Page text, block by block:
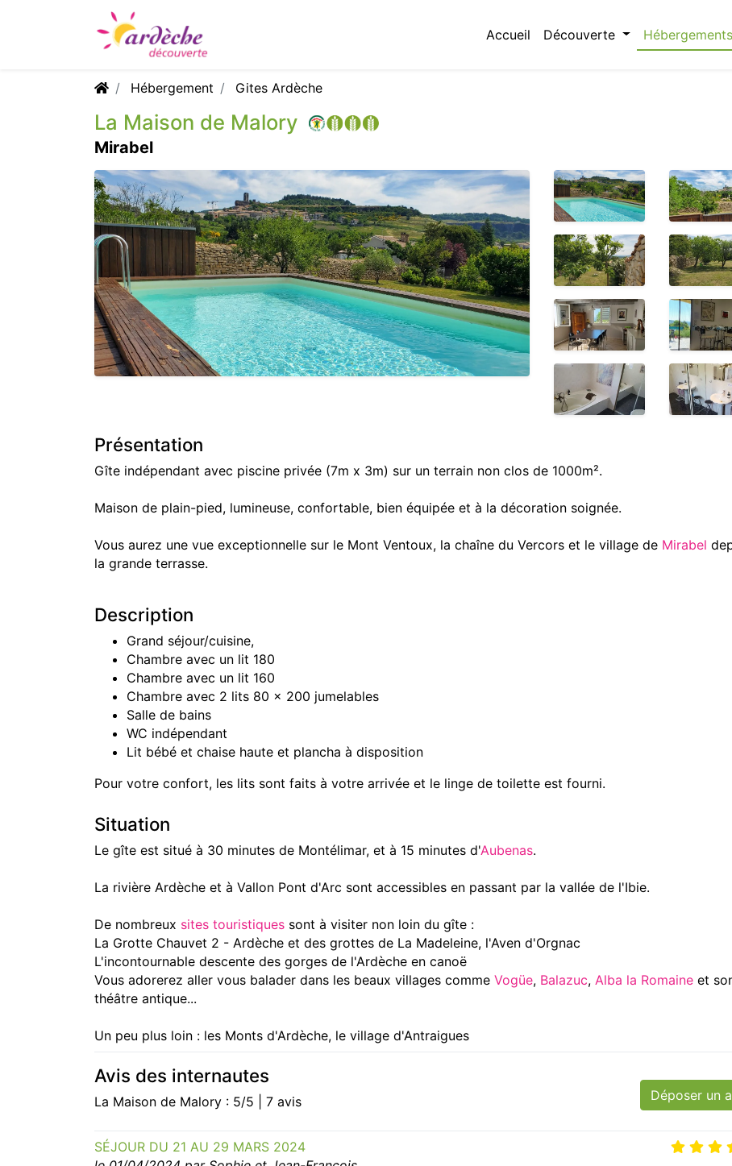
Accueil Découverte Hébergements
Hébergement Gites Ardèche
La Maison de Malory
Mirabel
Présentation
Gîte indépendant avec piscine privée (7m x 3m) sur un terrain non clos de 1000m².
Maison de plain-pied, lumineuse, confortable, bien équipée et à la décoration soignée.
Vous aurez une vue exceptionnelle sur le Mont Ventoux, la chaîne du Vercors et le village de Mirabel
la grande terrasse.
Description
Grand séjour/cuisine,
Chambre avec un lit 180
Chambre avec un lit 160
Chambre avec 2 lits 80 x 200 jumelables
Salle de bains
WC indépendant
Lit bébé et chaise haute et plancha à disposition
Pour votre confort, les lits sont faits à votre arrivée et le linge de toilette est fourni.
Situation
Le gîte est situé à 30 minutes de Montélimar, et à 15 minutes d'Aubenas.
La rivière Ardèche et à Vallon Pont d'Arc sont accessibles en passant par la vallée de l'Ibie.
De nombreux sites touristiques sont à visiter non loin du gîte :
La Grotte Chauvet 2 - Ardèche et des grottes de La Madeleine, l'Aven d'Orgnac
L'incontournable descente des gorges de l'Ardèche en canoë
Vous adorerez aller vous balader dans les beaux villages comme Vogüe, Balazuc, Alba la Romaine et
théâtre antique...
Un peu plus loin : les Monts d'Ardèche, le village d'Antraigues
Avis des internautes
La Maison de Malory : 5/5 | 7 avis Déposer un
SÉJOUR DU 21 AU 29 MARS 2024